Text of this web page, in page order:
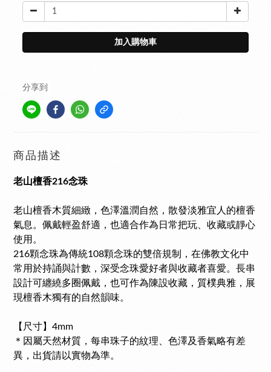
加入購物車
分享到
商品描述
老山檀香216念珠
老山檀香木質細緻，色澤溫潤自然，散發淡雅宜人的檀香
氣息。佩戴輕盈舒適，也適合作為日常把玩、收藏或靜心
使用。
216顆念珠為傳統108顆念珠的雙倍規制，在佛教文化中
常用於持誦與計數，深受念珠愛好者與收藏者喜愛。長串
設計可纏繞多圈佩戴，也可作為陳設收藏，質樸典雅，展
現檀香木獨有的自然韻味。
【尺寸】4mm
＊因屬天然材質，每串珠子的紋理、色澤及香氣略有差
異，出貨請以實物為準。